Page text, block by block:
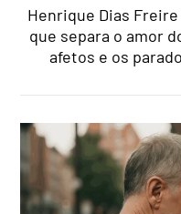
Henrique Dias
que separa o amor
afetos e os